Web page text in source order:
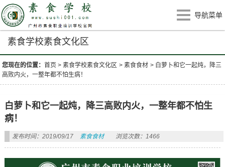
导航菜单
素食学校素食文化区
您现在的位置：首页 >素食学校素食文化区 >素食食材 > 白萝卜和它一起炖，降三
高败内火，一整年都不怕生病！
白萝卜和它一起炖，降三高败内火，一整年都不怕生
病！
发布时间：2019/09/17 素食食材 浏览次数：1466